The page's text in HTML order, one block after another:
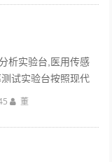
学生的动手能力和分
析实验台,医用传感
试实验台按照现代
计的一种多功能模块
、本实验台采用了组
董